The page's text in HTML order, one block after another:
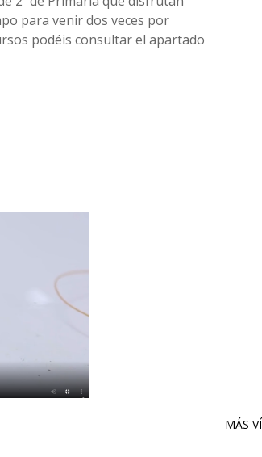
para venir dos veces por
podéis consultar el apartado
MÁS